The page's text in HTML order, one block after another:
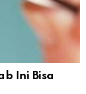
Ini Bisa